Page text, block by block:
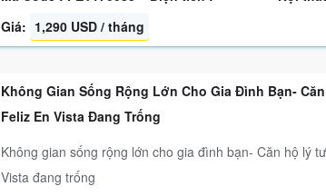
Giá: 1,290 USD / tháng
Không Gian Sống Rộng Lớn Cho Gia Đình Bạn-
Feliz En Vista Đang Trống
Không gian sống rộng lớn cho gia đình bạn- Căn hộ lý
Vista đang trống